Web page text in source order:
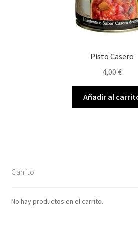
Pisto Casero
4,00 €
Añadir al
Carrito
No hay productos en el carrito.